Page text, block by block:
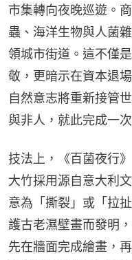
市集轉向夜晚巡遊。
蟲、海洋生物與人菌
領城市街道。這不僅
敬，更暗示在資本退
自然意志將重新接管
與非人，就此完成一次
技法上，《百菌夜行
大竹採用源自意大利
意為「撕裂」或「拉
護古老濕壁畫而發明
先在牆面完成繪畫，